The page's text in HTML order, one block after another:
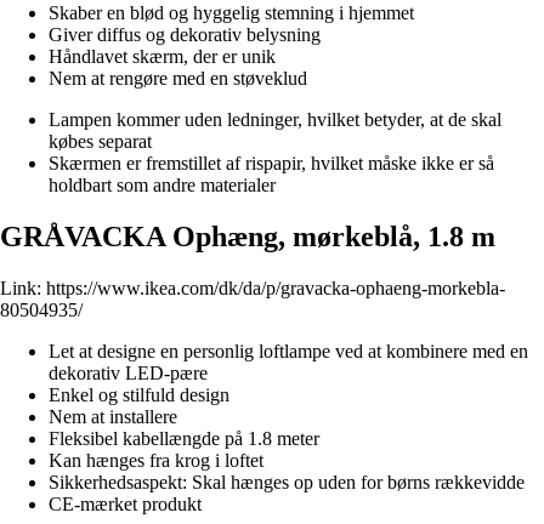
Skaber en blød og hyggelig stemning i hjemmet
Giver diffus og dekorativ belysning
Håndlavet skærm, der er unik
Nem at rengøre med en støveklud
Lampen kommer uden ledninger, hvilket betyder, at de skal
købes separat
Skærmen er fremstillet af rispapir, hvilket måske ikke er så
holdbart som andre materialer
GRÅVACKA Ophæng, mørkeblå, 1.8 m
Link: https://www.ikea.com/dk/da/p/gravacka-ophaeng-morkebla-
80504935/
Let at designe en personlig loftlampe ved at kombinere med en
dekorativ LED-pære
Enkel og stilfuld design
Nem at installere
Fleksibel kabellængde på 1.8 meter
Kan hænges fra krog i loftet
Sikkerhedsaspekt: Skal hænges op uden for børns rækkevidde
CE-mærket produkt